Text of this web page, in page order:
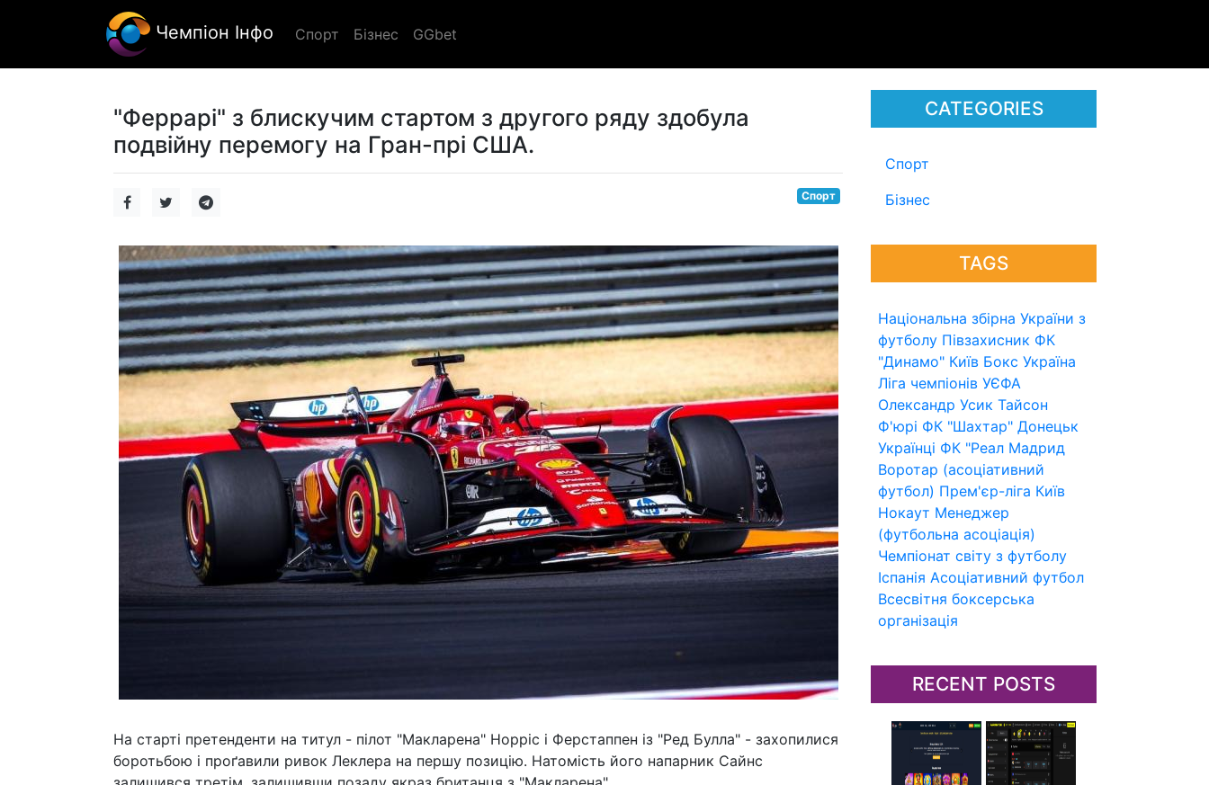
Чемпіон Інфо Спорт Бізнес GGbet
CATEGORIES
Спорт
Бізнес
TAGS
Національна збірна України з
футболу Півзахисник ФК
"Динамо" Київ Бокс Україна
Ліга чемпіонів УЄФА
Олександр Усик Тайсон
Ф'юрі ФК "Шахтар" Донецьк
Українці ФК "Реал Мадрид
Воротар (асоціативний
футбол) Прем'єр-ліга Київ
Нокаут Менеджер
(футбольна асоціація)
Чемпіонат світу з футболу
Іспанія Асоціативний футбол
Всесвітня боксерська
організація
RECENT POSTS
"Феррарі" з блискучим стартом з другого ряду здобула
подвійну перемогу на Гран-прі США.
Спорт
На старті претенденти на титул - пілот "Макларена" Норріс і Ферстаппен із "Ред Булла" - захопилися
боротьбою і проґавили ривок Леклера на першу позицію. Натомість його напарник Сайнс